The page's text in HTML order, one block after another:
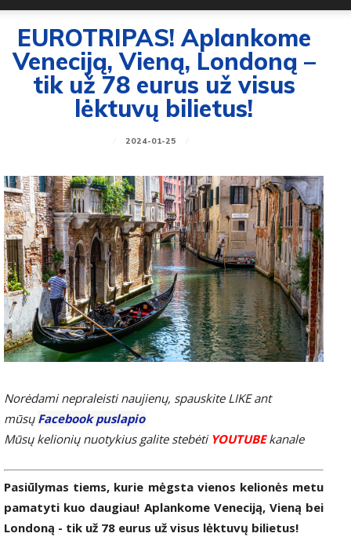
EUROTRIPAS! Aplankome
Veneciją, Vieną, Londoną –
tik už 78 eurus už visus
lėktuvų bilietus!
2024-01-25
Norėdami nepraleisti naujienų, spauskite LIKE ant
mūsų Facebook puslapio
Mūsų kelionių nuotykius galite stebėti YOUTUBEkanale
Pasiūlymas tiems, kurie mėgsta vienos kelionės metu
pamatyti kuo daugiau! Aplankome Veneciją, Vieną bei
Londoną - tik už 78 eurus už visus lėktuvų bilietus!